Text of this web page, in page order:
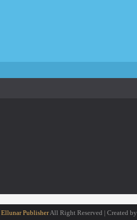
Ellunar PublisherAll Right Reserved | Created by